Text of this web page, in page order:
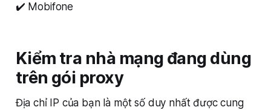
✔️ Mobifone
Kiểm tra nhà mạng đang dùng
trên gói proxy
Địa chỉ IP của bạn là một số duy nhất được cung